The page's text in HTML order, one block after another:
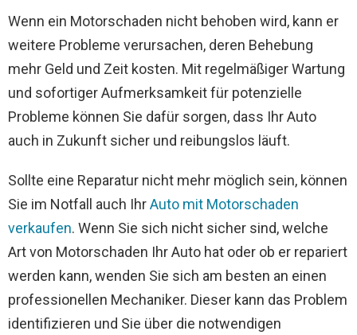
Wenn ein Motorschaden nicht behoben wird, kann er
weitere Probleme verursachen, deren Behebung
mehr Geld und Zeit kosten. Mit regelmäßiger Wartung
und sofortiger Aufmerksamkeit für potenzielle
Probleme können Sie dafür sorgen, dass Ihr Auto
auch in Zukunft sicher und reibungslos läuft.
Sollte eine Reparatur nicht mehr möglich sein, können
Sie im Notfall auch IhrAuto mit Motorschaden
verkaufen. Wenn Sie sich nicht sicher sind, welche
Art von Motorschaden Ihr Auto hat oder ob er repariert
werden kann, wenden Sie sich am besten an einen
professionellen Mechaniker. Dieser kann das Problem
identifizieren und Sie über die notwendigen